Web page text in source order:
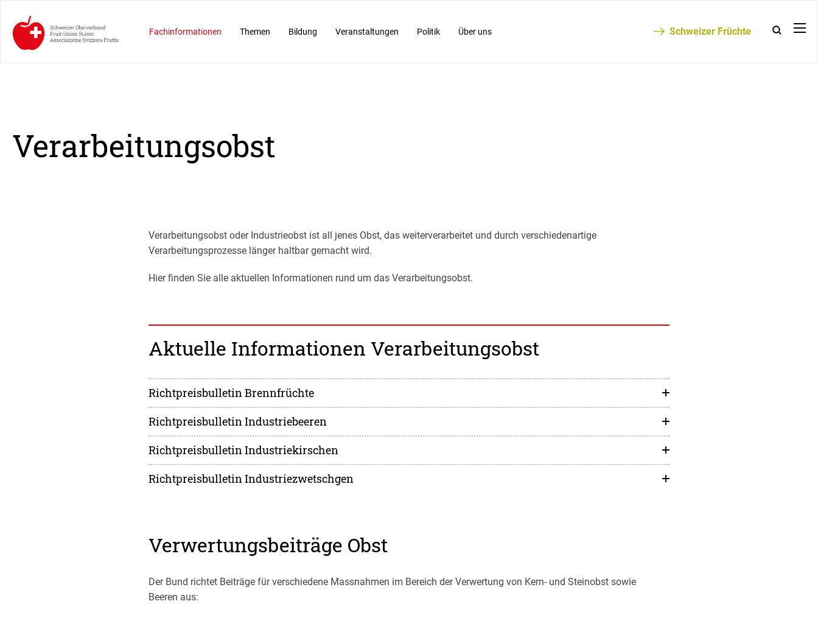
Fachinformationen Themen Bildung Veranstaltungen Politik Über uns Schweizer Früchte
Verarbeitungsobst
Verarbeitungsobst oder Industrieobst ist all jenes Obst, das weiterverarbeitet und durch verschiedenartige
Verarbeitungsprozesse länger haltbar gemacht wird.
Hier finden Sie alle aktuellen Informationen rund um das Verarbeitungsobst.
Aktuelle Informationen Verarbeitungsobst
Richtpreisbulletin Brennfrüchte
Richtpreisbulletin Industriebeeren
Richtpreisbulletin Industriekirschen
Richtpreisbulletin Industriezwetschgen
Verwertungsbeiträge Obst
Der Bund richtet Beiträge für verschiedene Massnahmen im Bereich der Verwertung von Kern- und Steinobst sowie
Beeren aus: